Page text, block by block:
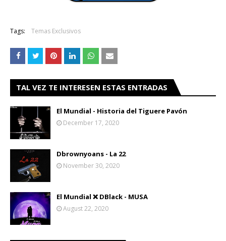
Tags: Temas Exclusivos
TAL VEZ TE INTERESEN ESTAS ENTRADAS
El Mundial - Historia del Tiguere Pavón
December 17, 2020
Dbrownyoans - La 22
November 30, 2020
El Mundial ❌ DBlack - MUSA
August 22, 2020